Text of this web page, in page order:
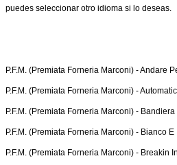
puedes seleccionar otro idioma si lo deseas.
P.F.M. (Premiata Forneria Marconi) -Andare
P.F.M. (Premiata Forneria Marconi) -
P.F.M. (Premiata Forneria Marconi) -
P.F.M. (Premiata Forneria Marconi) - Bianco E
P.F.M. (Premiata Forneria Marconi) - Breakin In